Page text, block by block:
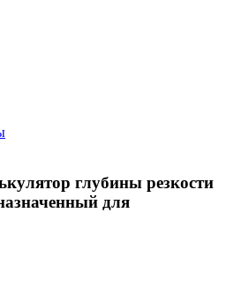
игры
глубины резкости
для